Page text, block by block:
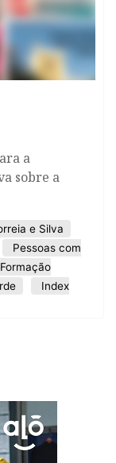
a
sobre a
e Silva
Pessoas com
Formação
Index